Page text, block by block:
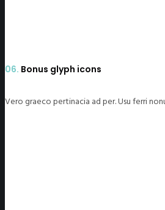
06. Bonus glyph icons
Vero graeco pertinacia ad per. Usu ferri